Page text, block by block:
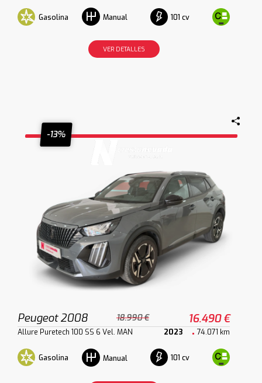
Gasolina Manual 101 cv
VER DETALLES
-13%
Peugeot 2008 18.990 € 16.490 €
Allure Puretech 100 SS 6 Vel. MAN 2023 74.071 km
Gasolina Manual 101 cv